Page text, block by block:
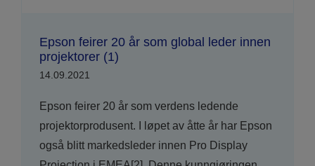
Epson feirer 20 år som global leder innen
projektorer (1)
14.09.2021
Epson feirer 20 år som verdens ledende
projektorprodusent. I løpet av åtte år har Epson
også blitt markedsleder innen Pro Display